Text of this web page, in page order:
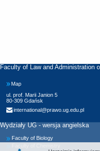
Faculty of Law and Administration
Map
ul. prof. Marii Janion 5
80-309 Gdańsk
international@prawo.ug.edu.pl
Wydziały UG - wersja angielska
Faculty of Biology